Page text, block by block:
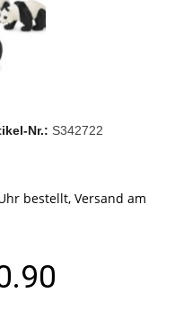
Nr. S342722
bestellt, Versand am